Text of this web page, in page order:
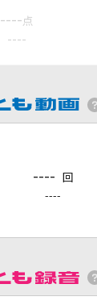
---- 点
----
---- 回
----